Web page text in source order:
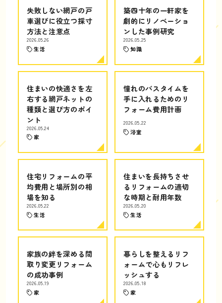
失敗しない網戸の戸
車選びに役立つ採寸
方法と注意点
2026.05.26
生活
築四十年の一軒家を
劇的にリノベーショ
ンした事例研究
2026.05.25
知識
住まいの快適さを左
右する網戸ネットの
種類と選び方のポイ
ント
2026.05.24
家
憧れのバスタイムを
手に入れるためのリ
フォーム費用計画
2026.05.22
浴室
住宅リフォームの平
均費用と場所別の相
場を知る
2026.05.22
生活
住まいを長持ちさせ
るリフォームの適切
な時期と耐用年数
2026.05.20
生活
家族の絆を深める間
取り変更リフォーム
の成功事例
2026.05.19
家
暮らしを整えるリフ
ォームで心もリフレ
ッシュする
2026.05.18
家